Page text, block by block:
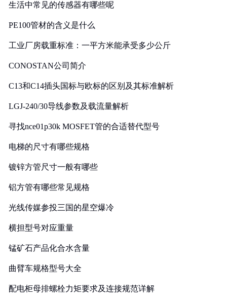
生活中常见的传感器有哪些呢
PE100管材的含义是什么
工业厂房载重标准：一平方米能承受多少公斤
CONOSTAN公司简介
C13和C14插头国标与欧标的区别及其标准解析
LGJ-240/30导线参数及载流量解析
寻找nce01p30k MOSFET管的合适替代型号
电梯的尺寸有哪些规格
镀锌方管尺寸一般有哪些
铝方管有哪些常见规格
光线传媒参投三国的星空爆冷
横担型号对应重量
锰矿石产品化合水含量
曲臂车规格型号大全
配电柜母排螺栓力矩要求及连接规范详解